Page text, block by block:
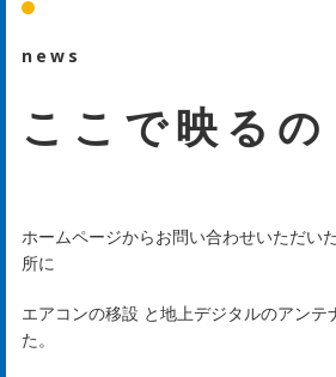
news
ここで映るの
ホームページからお問い合わせいただい
所に
エアコンの移設 と地上デジタルのアンテ
た。